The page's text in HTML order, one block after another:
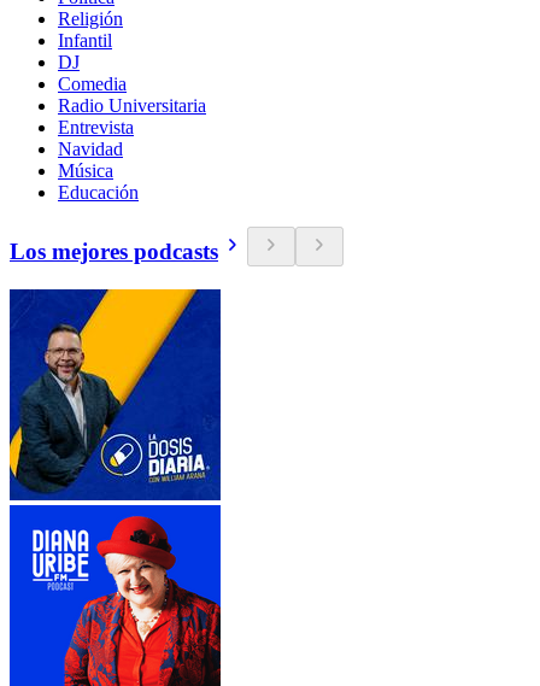
Religión
Infantil
DJ
Comedia
Radio Universitaria
Entrevista
Navidad
Música
Educación
Los mejores podcasts